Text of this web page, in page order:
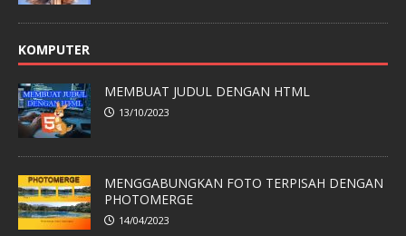
KOMPUTER
MEMBUAT JUDUL DENGAN HTML
13/10/2023
MENGGABUNGKAN FOTO TERPISAH DENGAN
PHOTOMERGE
14/04/2023